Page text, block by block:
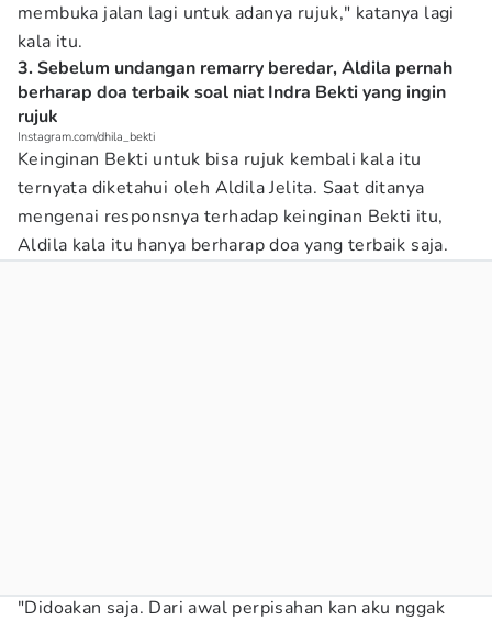
membuka jalan lagi untuk adanya rujuk," katanya lagi
kala itu.
3. Sebelum undangan remarry beredar, Aldila pernah
berharap doa terbaik soal niat Indra Bekti yang ingin
rujuk
Instagram.com/dhila_bekti
Keinginan Bekti untuk bisa rujuk kembali kala itu
ternyata diketahui oleh Aldila Jelita. Saat ditanya
mengenai responsnya terhadap keinginan Bekti itu,
Aldila kala itu hanya berharap doa yang terbaik saja.
"Didoakan saja. Dari awal perpisahan kan aku nggak